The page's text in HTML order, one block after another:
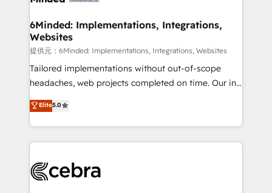
growth. Our multidisciplinary team designs solutions
that simplify complexity, boost performance, and
turn innovation into real impact. 🌍 Highlights •
HubSpot Partner since 2012 • 2022 EMEA Impact
Award: Best Integration • 150+ successful HubSpot
technology for integrations • Multilingual team:
English, Spanish, Portuguese & Italian 👉 Grow
6Minded: Implementations, Integrations,
Websites
提供元：6Minded: Implementations, Integrations, Websites
Tailored implementations without out-of-scope
headaches, web projects completed on time. Our in-
house team of certified CRM architects, experts,
developers, designers, and marketers handles all
aspects of your HubSpot. ✨ 400+ global clients ✨
100+ seamless migrations from 15+ different CRMs
implementations, and 5,000+ pages ✨ CS: Clients
Elite5.0